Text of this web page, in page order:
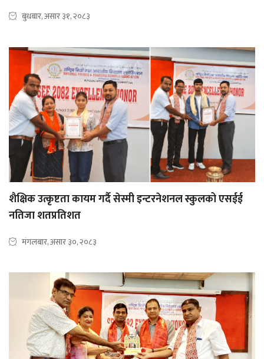
बुधबार, असार ३१, २०८३
शैक्षिक उत्कृष्टता कायम गर्दै सेस्मी इन्टरनेशनल स्कुलको एसईई
नतिजा शतप्रतिशत
मंगलबार, असार ३०, २०८३